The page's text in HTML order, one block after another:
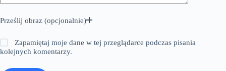
Prześlij obraz (opcjonalnie)
Zapamiętaj moje dane w tej przeglądarce podczas pisania
kolejnych komentarzy.